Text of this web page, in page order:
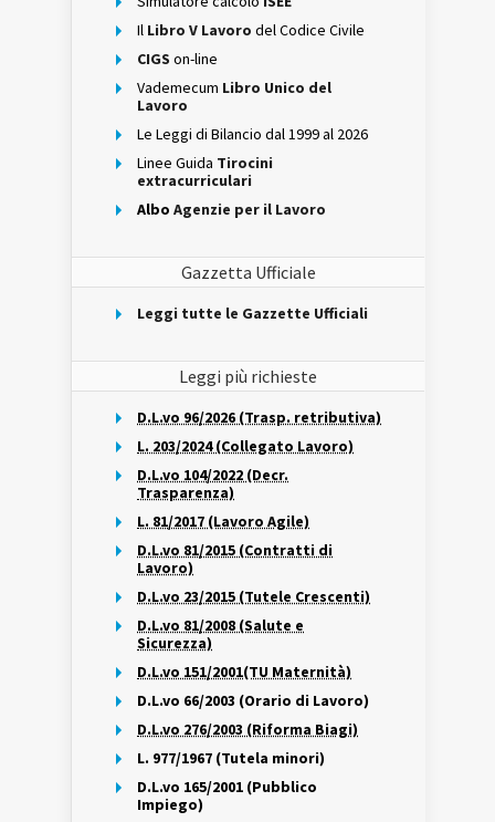
Il Libro V Lavoro del Codice Civile
CIGS on-line
Vademecum Libro Unico del
Lavoro
Le Leggi di Bilancio dal 1999 al 2026
Linee Guida Tirocini
extracurriculari
Albo Agenzie per il Lavoro
Gazzetta Ufficiale
Leggi tutte le Gazzette Ufficiali
Leggi più richieste
D.L.vo 96/2026 (Trasp. retributiva)
L. 203/2024 (Collegato Lavoro)
D.L.vo 104/2022 (Decr.
Trasparenza)
L. 81/2017 (Lavoro Agile)
D.L.vo 81/2015 (Contratti di
Lavoro)
D.L.vo 23/2015 (Tutele Crescenti)
D.L.vo 81/2008 (Salute e
Sicurezza)
D.L.vo 151/2001(TU Maternità)
D.L.vo 66/2003 (Orario di Lavoro)
D.L.vo 276/2003 (Riforma Biagi)
L. 977/1967 (Tutela minori)
D.L.vo 165/2001 (Pubblico
Impiego)